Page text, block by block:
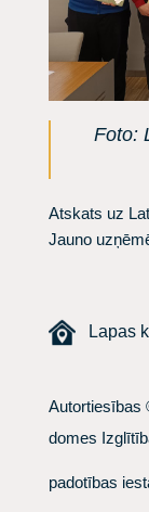
Foto:
Atskats uz
Jauno
Lapas
Autortiesības
domes
padotības